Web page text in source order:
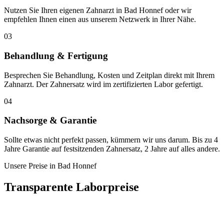
Nutzen Sie Ihren eigenen Zahnarzt in Bad Honnef oder wir
empfehlen Ihnen einen aus unserem Netzwerk in Ihrer Nähe.
03
Behandlung & Fertigung
Besprechen Sie Behandlung, Kosten und Zeitplan direkt mit Ihrem
Zahnarzt. Der Zahnersatz wird im zertifizierten Labor gefertigt.
04
Nachsorge & Garantie
Sollte etwas nicht perfekt passen, kümmern wir uns darum. Bis zu 4
Jahre Garantie auf festsitzenden Zahnersatz, 2 Jahre auf alles andere.
Unsere Preise in Bad Honnef
Transparente Laborpreise